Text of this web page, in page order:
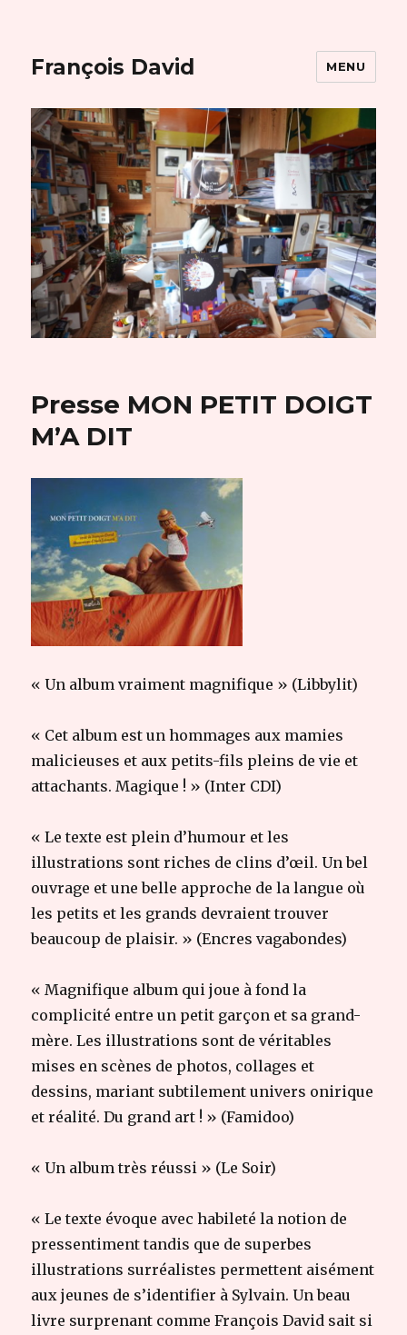
François David MENU
Presse MON PETIT DOIGT
M’A DIT
« Un album vraiment magnifique » (Libbylit)
« Cet album est un hommages aux mamies
malicieuses et aux petits-fils pleins de vie et
attachants. Magique ! » (Inter CDI)
« Le texte est plein d’humour et les
illustrations sont riches de clins d’œil. Un bel
ouvrage et une belle approche de la langue où
les petits et les grands devraient trouver
beaucoup de plaisir. » (Encres vagabondes)
« Magnifique album qui joue à fond la
complicité entre un petit garçon et sa grand-
mère. Les illustrations sont de véritables
mises en scènes de photos, collages et
dessins, mariant subtilement univers onirique
et réalité. Du grand art ! » (Famidoo)
« Un album très réussi » (Le Soir)
« Le texte évoque avec habileté la notion de
pressentiment tandis que de superbes
illustrations surréalistes permettent aisément
aux jeunes de s’identifier à Sylvain. Un beau
livre surprenant comme François David sait si